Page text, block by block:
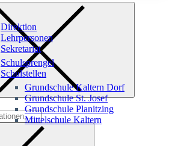
Direktion
Lehrpersonen
Sekretariat
Schulsprengel
Schulstellen
Grundschule Kaltern Dorf
Grundschule St. Josef
Grundschule Planitzing
Mittelschule Kaltern